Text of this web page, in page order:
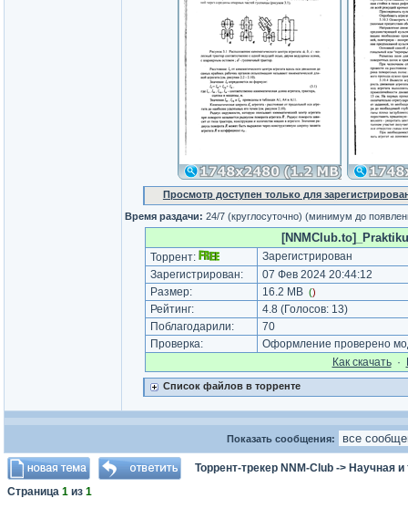
Просмотр доступен только для
Время раздачи: 24/7 (круглосуточно) (минимум до
Торрент:
Зарегистрирован
Зарегистрирован:
07 Фев 2024 20:44:12
Размер:
16.2 MB ()
Рейтинг: 4.8 (Голосов: 13)
Поблагодарили:
70
Проверка:
Оформление проверено
Как cкачать·
Список файлов в торренте
Показать сообщения:
Торрент-трекер NNM-Club -> Научная и
Страница 1 из 1